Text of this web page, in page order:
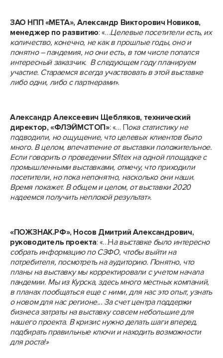
ЗАО НПП «МЕТА», Александр Викторович Новиков,
менеджер по развитию: «…Целевые посетители есть, их
количество, конечно, не как в прошлые годы, оно и
понятно – пандемия, но они есть, в том числе попался
интересный заказчик. В следующем году планируем
участие. Стараемся всегда участвовать в этой выставке
либо одни, либо с партнерами».
Александр Алексеевич Щебляков, технический
директор, «ФЛЭЙМСТОП»: «… Пока статистику не
подводили, но ощущение, что целевых клиентов было
много. В целом, впечатление от выставки положительное.
Если говорить о проведенииSfitexна одной площадке с
промышленными выставками, отмечу, что приходили
посетители, но пока непонятно, насколько они наши.
Время покажет. В общем и целом, от выставки 2020
надеемся получить неплохой результат».
«ПОЖЗНАК.РФ», Носов Дмитрий Александрович,
руководитель проекта: «…На выставке было интересно
собрать информацию по СЗФО, чтобы выйти на
потребителя, посмотреть на аудиторию. Понятно, что
планы на выставку мы корректировали с учетом начала
пандемии. Мы из Курска, здесь много местных компаний,
в планах пообщаться еще с ними, для нас это опыт, узнать
о новом для нас регионе... За счет центра поддержи
бизнеса затраты на выставку совсем небольшие для
нашего проекта. В кризис нужно делать шаги вперед,
подбирать правильные ключи и находить возможности
для роста!»